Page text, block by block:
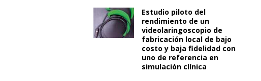
Estudio piloto del
rendimiento de un
videolaringoscopio de
fabricación local de bajo
costo y baja fidelidad con
uno de referencia en
simulación clínica